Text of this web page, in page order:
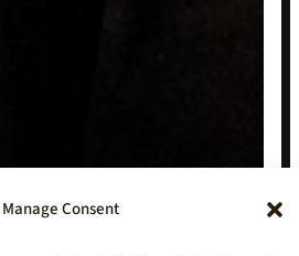
Manage Consent